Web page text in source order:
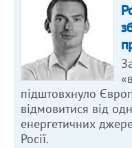
підштовхнуло
відмовитися від
енергетичних
Росії.